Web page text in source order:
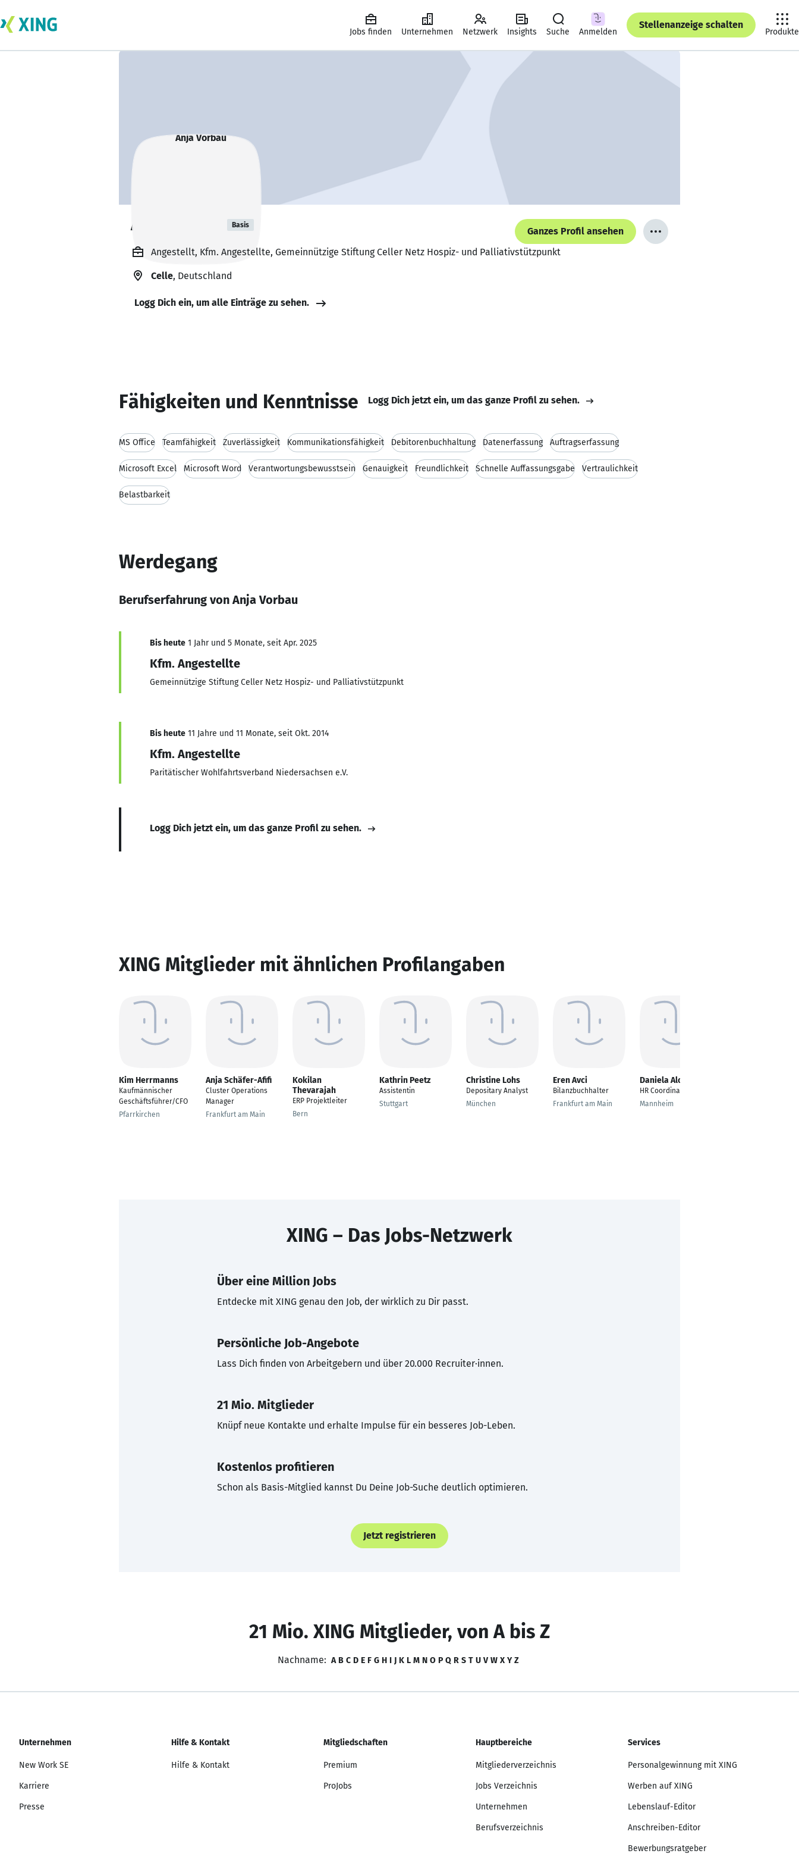
Jobs finden Unternehmen Netzwerk Insights Suche Anmelden
Stellenanzeige schalten
Produkte
Anja Vorbau Basis
Ganzes Profil ansehen
Angestellt, Kfm. Angestellte, Gemeinnützige Stiftung Celler Netz Hospiz- und Palliativstützpunkt
Celle, Deutschland
Logg Dich ein, um alle Einträge zu sehen.
Fähigkeiten und Kenntnisse Logg Dich jetzt ein, um das ganze Profil zu sehen.
MS Office Teamfähigkeit Zuverlässigkeit Kommunikationsfähigkeit Debitorenbuchhaltung Datenerfassung Auftragserfassung
Microsoft Excel Microsoft Word Verantwortungsbewusstsein Genauigkeit Freundlichkeit Schnelle Auffassungsgabe Vertraulichkeit
Belastbarkeit
Werdegang
Berufserfahrung von Anja Vorbau
Bis heute 1 Jahr und 5 Monate, seit Apr. 2025
Kfm. Angestellte
Gemeinnützige Stiftung Celler Netz Hospiz- und Palliativstützpunkt
Bis heute 11 Jahre und 11 Monate, seit Okt. 2014
Kfm. Angestellte
Paritätischer Wohlfahrtsverband Niedersachsen e.V.
Logg Dich jetzt ein, um das ganze Profil zu sehen.
XING Mitglieder mit ähnlichen Profilangaben
Kim Herrmanns
Kaufmännischer
Geschäftsführer/CFO
Pfarrkirchen
Anja Schäfer-Afifi
Cluster Operations
Manager
Frankfurt am Main
Kokilan
Thevarajah
ERP Projektleiter
Bern
Kathrin Peetz
Assistentin
Stuttgart
Christine Lohs
Depositary Analyst
München
Eren Avci
Bilanzbuchhalter
Frankfurt am Main
Daniela Alonso
HR Coordinator
Mannheim
XING – Das Jobs-Netzwerk
Über eine Million Jobs
Entdecke mit XING genau den Job, der wirklich zu Dir passt.
Persönliche Job-Angebote
Lass Dich finden von Arbeitgebern und über 20.000 Recruiter·innen.
21 Mio. Mitglieder
Knüpf neue Kontakte und erhalte Impulse für ein besseres Job-Leben.
Kostenlos profitieren
Schon als Basis-Mitglied kannst Du Deine Job-Suche deutlich optimieren.
Jetzt registrieren
21 Mio. XING Mitglieder, von A bis Z
Nachname: A B C D E F G H I J K L M N O P Q R S T U V W X Y Z
Unternehmen
New Work SE
Karriere
Presse
Hilfe & Kontakt
Hilfe & Kontakt
Mitgliedschaften
Premium
ProJobs
Hauptbereiche
Mitgliederverzeichnis
Jobs Verzeichnis
Unternehmen
Berufsverzeichnis
Services
Personalgewinnung mit XING
Werben auf XING
Lebenslauf-Editor
Anschreiben-Editor
Bewerbungsratgeber